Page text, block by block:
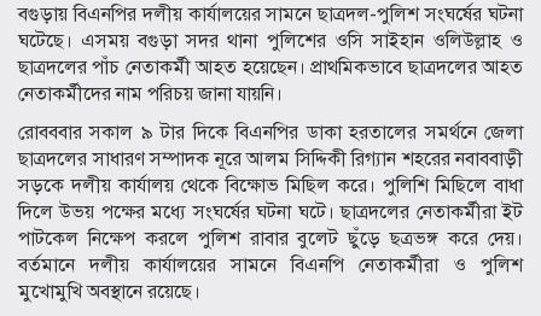
বগুড়ায় বিএনপির দলীয় কার্যালয়ের সামনে ছাত্রদল-পুলিশ সংঘর্ষের ঘটনা
ঘটেছে। এসময় বগুড়া সদর থানা পুলিশের ওসি সাইহান ওলিউল্লাহ ও
ছাত্রদলের পাঁচ নেতাকর্মী আহত হয়েছেন। প্রাথমিকভাবে ছাত্রদলের আহত
নেতাকর্মীদের নাম পরিচয় জানা যায়নি।
রোবববার সকাল ৯ টার দিকে বিএনপির ডাকা হরতালের সমর্থনে জেলা
ছাত্রদলের সাধারণ সম্পাদক নূরে আলম সিদ্দিকী রিগ্যান শহরের নবাববাড়ী
সড়কে দলীয় কার্যালয় থেকে বিক্ষোভ মিছিল করে। পুলিশি মিছিলে বাধা
দিলে উভয় পক্ষের মধ্যে সংঘর্ষের ঘটনা ঘটে। ছাত্রদলের নেতাকর্মীরা ইট
পাটকেল নিক্ষেপ করলে পুলিশ রাবার বুলেট ছুঁড়ে ছত্রভঙ্গ করে দেয়।
বর্তমানে দলীয় কার্যালয়ের সামনে বিএনপি নেতাকর্মীরা ও পুলিশ
মুখোমুখি অবস্থানে রয়েছে।